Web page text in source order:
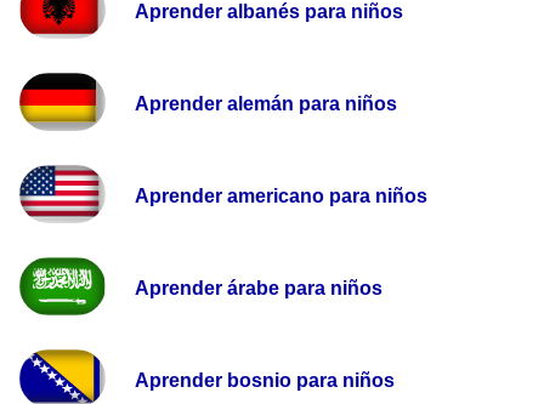
Aprender albanés para niños
Aprender alemán para niños
Aprender americano para niños
Aprender árabe para niños
Aprender bosnio para niños